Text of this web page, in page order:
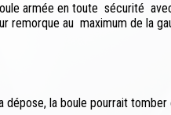
armée en toute sécurité
remorque au maximum de la
dépose, la boule pourrait